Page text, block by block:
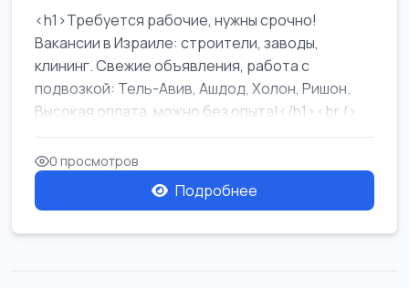
<h1>Требуется рабочие, нужны срочно!
Вакансии в Израиле: строители, заводы,
клининг. Свежие объявления, работа с
подвозкой: Тель-Авив, Ашдод, Холон, Ришон.
Высокая оплата, можно без опыта!</h1><br />
...
0 просмотров
Подробнее